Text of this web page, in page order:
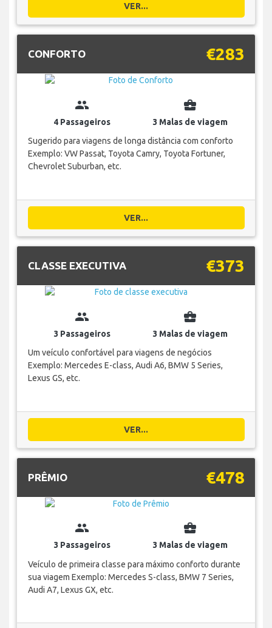
VER...
CONFORTO €283
group
4 Passageiros
business_center
3 Malas de viagem
Sugerido para viagens de longa distância com conforto
Exemplo: VW Passat, Toyota Camry, Toyota Fortuner,
Chevrolet Suburban, etc.
VER...
CLASSE EXECUTIVA €373
group
3 Passageiros
business_center
3 Malas de viagem
Um veículo confortável para viagens de negócios
Exemplo: Mercedes E-class, Audi A6, BMW 5 Series,
Lexus GS, etc.
VER...
PRÊMIO €478
group
3 Passageiros
business_center
3 Malas de viagem
Veículo de primeira classe para máximo conforto durante
sua viagem Exemplo: Mercedes S-class, BMW 7 Series,
Audi A7, Lexus GX, etc.